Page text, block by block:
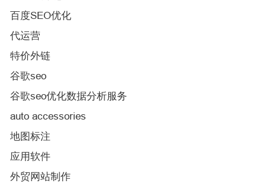
百度SEO优化
代运营
特价外链
谷歌seo
谷歌seo优化数据分析服务
auto accessories
地图标注
应用软件
外贸网站制作